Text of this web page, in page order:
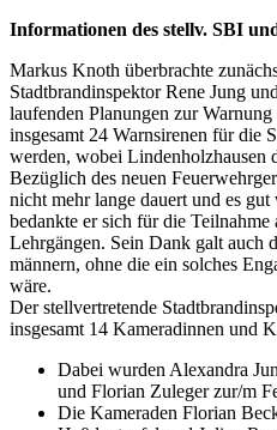
Informationen des stellv. SBI
Markus Knoth überbrachte
Stadtbrandinspektor Rene Jung
laufenden Planungen zur
insgesamt 24 Warnsirenen für die
werden, wobei Lindenholzhausen
Bezüglich des neuen
nicht mehr lange dauert und es
bedankte er sich für die
Lehrgängen. Sein Dank galt auch
männern, ohne die ein solches
wäre.
Der stellvertretende
insgesamt 14 Kameradinnen und
Dabei wurden Alexandra
und Florian Zuleger zur/m
Die Kameraden Florian